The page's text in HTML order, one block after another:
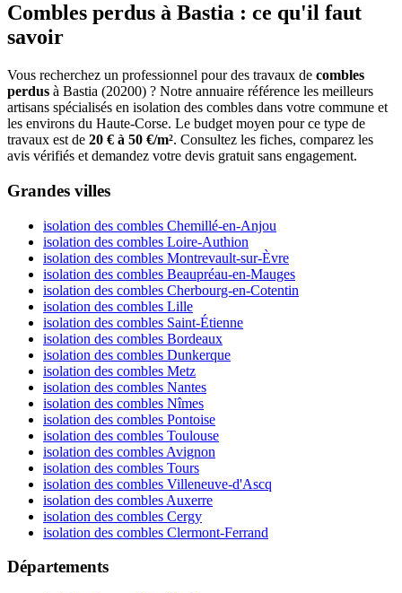
Combles perdus à Bastia : ce qu'il faut
savoir
Vous recherchez un professionnel pour des travaux de combles
perdus à Bastia (20200) ? Notre annuaire référence les meilleurs
artisans spécialisés en isolation des combles dans votre commune et
les environs du Haute-Corse. Le budget moyen pour ce type de
travaux est de 20 € à 50 €/m². Consultez les fiches, comparez les
avis vérifiés et demandez votre devis gratuit sans engagement.
Grandes villes
isolation des combles Chemillé-en-Anjou
isolation des combles Loire-Authion
isolation des combles Montrevault-sur-Èvre
isolation des combles Beaupréau-en-Mauges
isolation des combles Cherbourg-en-Cotentin
isolation des combles Lille
isolation des combles Saint-Étienne
isolation des combles Bordeaux
isolation des combles Dunkerque
isolation des combles Metz
isolation des combles Nantes
isolation des combles Nîmes
isolation des combles Pontoise
isolation des combles Toulouse
isolation des combles Avignon
isolation des combles Tours
isolation des combles Villeneuve-d'Ascq
isolation des combles Auxerre
isolation des combles Cergy
isolation des combles Clermont-Ferrand
Départements